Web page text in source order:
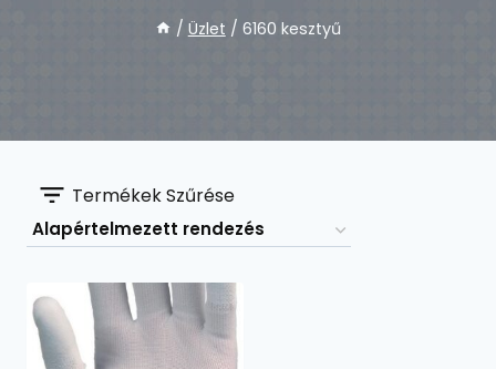
/ Üzlet / 6160 kesztyű
Termékek Szűrése